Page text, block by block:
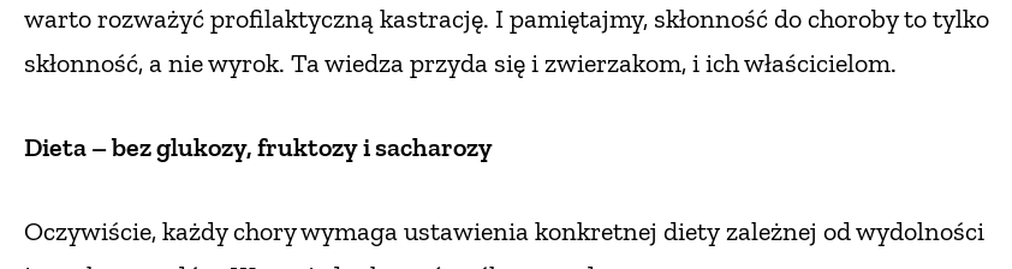
warto rozważyć profilaktyczną kastrację. I pamiętajmy, skłonność do choroby to tylko
skłonność, a nie wyrok. Ta wiedza przyda się i zwierzakom, i ich właścicielom.
Dieta – bez glukozy, fruktozyi sacharozy
Oczywiście, każdy chory wymagaustawienia konkretnej dietyzależnej od wydolności